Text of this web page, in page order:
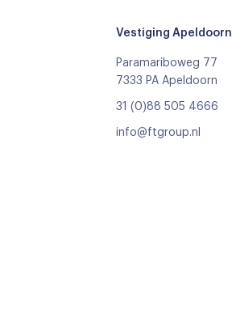
Vestiging Apeldoorn
Paramariboweg 77
7333 PA Apeldoorn
31 (0)88 505 4666
info@ftgroup.nl